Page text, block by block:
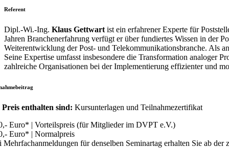
Referent
Dipl.-Wi.-Ing. Klaus Gettwart ist ein erfahrener Experte für
Jahren Branchenerfahrung verfügt er über fundiertes Wissen in der
Weiterentwicklung der Post- und Telekommunikationsbranche. Als
Seine Expertise umfasst insbesondere die Transformation analoger
zahlreiche Organisationen bei der Implementierung effizienter und
enthalten sind: Kursunterlagen und Teilnahmezertifikat
Euro* | Vorteilspreis (für Mitglieder im DVPT e.V.)
Euro* | Normalpreis
Mehrfachanmeldungen für denselben Seminartag erhalten Sie ab der